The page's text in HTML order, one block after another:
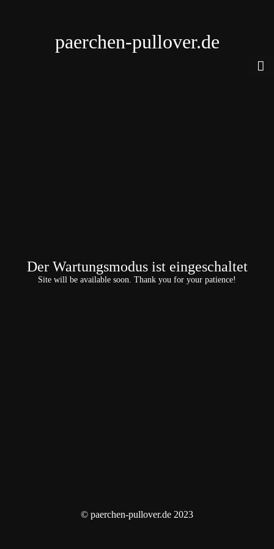
paerchen-pullover.de
Der Wartungsmodus ist eingeschaltet
Site will be available soon. Thank you for your patience!
© paerchen-pullover.de 2023